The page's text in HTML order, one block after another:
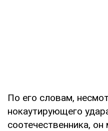
По его словам,
нокаутирующего
соотечественника,